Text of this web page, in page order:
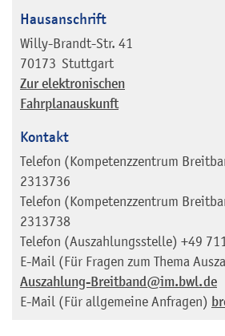
Hausanschrift
Willy-Brandt-Str. 41
70173 Stuttgart
Zur elektronischen
Fahrplanauskunft
Kontakt
Telefon (Kompetenzzentrum
2313736
Telefon (Kompetenzzentrum
2313738
Telefon (Auszahlungsstelle) +49
E-Mail (Für Fragen zum Thema
Auszahlung-Breitband@im.bwl.de
E-Mail (Für allgemeine Anfragen)